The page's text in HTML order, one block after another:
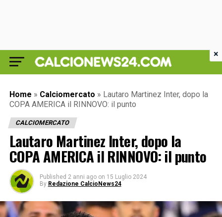
Home » Calciomercato » Lautaro Martinez Inter, dopo la
COPA AMERICA il RINNOVO: il punto
CALCIOMERCATO
Lautaro Martinez Inter, dopo la
COPA AMERICA il RINNOVO: il punto
Published 2 anni ago on 15 Luglio 2024
By Redazione CalcioNews24
×